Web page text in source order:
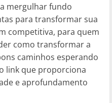
mergulhar fundo
para transformar sua
competitiva, para quem
como transformar a
caminhos esperando
link que proporciona
e aprofundamento